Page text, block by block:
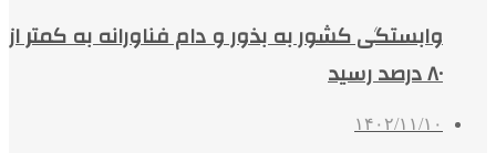
وابستگی کشور به بذور و دام فناورانه به کمتر از
۸۰ درصد رسید
۱۴۰۲/۱۱/۱۰